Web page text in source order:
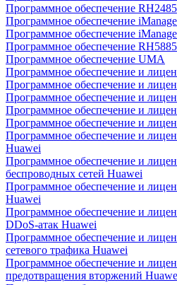
Программное обеспечение RH2485
Программное обеспечение
Программное обеспечение
Программное обеспечение
Программное обеспечение UMA
Программное обеспечение и
Программное обеспечение и
Программное обеспечение и
Программное обеспечение и
Программное обеспечение и
Программное обеспечение и
Huawei
Программное обеспечение и
беспроводных сетей Huawei
Программное обеспечение и
Huawei
Программное обеспечение и
DDoS-атак Huawei
Программное обеспечение и
сетевого трафика Huawei
Программное обеспечение и
предотвращения вторжений